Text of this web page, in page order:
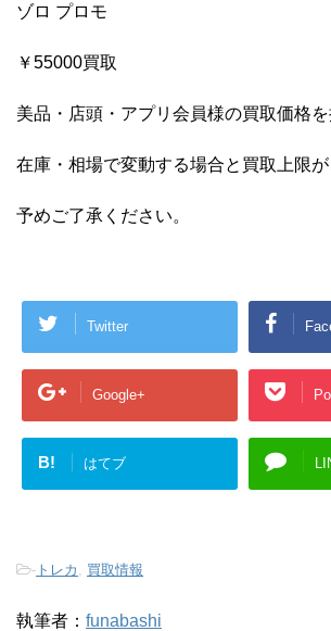
ゾロ プロモ
￥55000買取
美品・店頭・アプリ会員様の買取価格を
在庫・相場で変動する場合と買取上限が
予めご了承ください。
Twitter
Google+
B! はてブ
- トレカ 買取情報
執筆者： funabashi